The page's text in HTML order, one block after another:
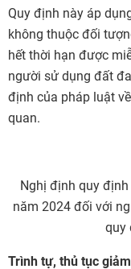
Quy định này áp
không thuộc đối
hết thời hạn được
người sử dụng đất
định của pháp luật
quan.
Nghị định quy
năm 2024 đối với
quy
Trình tự, thủ tục